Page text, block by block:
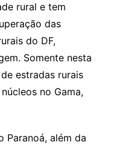
rural e tem
das
do DF,
Somente nesta
estradas rurais
no Gama,
Paranoá, além da